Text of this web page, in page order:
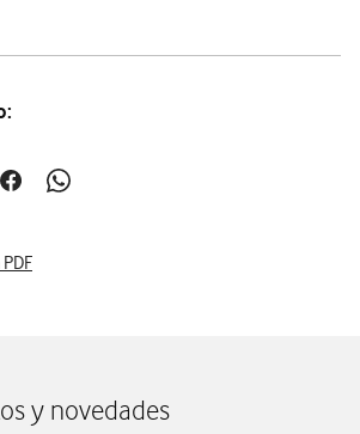
en mail
para compartir en linkedin
para compartir en twitter
Abrir ventana para compartir en facebook
Abrir ventana para compartir en
y novedades